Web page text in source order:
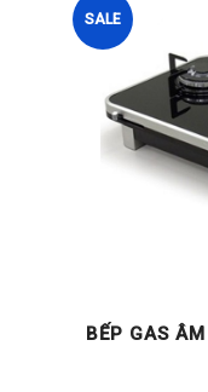
SALE
BẾP GAS